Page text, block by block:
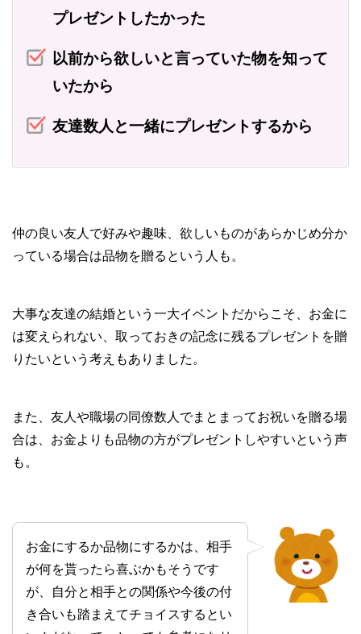
プレゼントしたかった
以前から欲しいと言っていた物を知って
いたから
友達数人と一緒にプレゼントするから
仲の良い友人で好みや趣味、欲しいものがあらかじめ分か
っている場合は品物を贈るという人も。
大事な友達の結婚という一大イベントだからこそ、お金に
は変えられない、取っておきの記念に残るプレゼントを贈
りたいという考えもありました。
また、友人や職場の同僚数人でまとまってお祝いを贈る場
合は、お金よりも品物の方がプレゼントしやすいという声
も。
お金にするか品物にするかは、相手
が何を貰ったら喜ぶかもそうです
が、自分と相手との関係や今後の付
き合いも踏まえてチョイスするとい